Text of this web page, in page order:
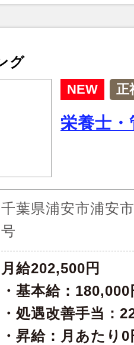
グ
NEW 正
栄養士
千葉県浦安市浦安
号
月給202,500円
・基本給：
・処遇改善手当：
・昇給：月あたり